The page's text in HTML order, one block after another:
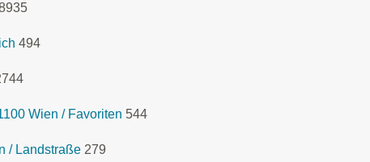
494
Wien / Favoriten 544
/ Landstraße 279